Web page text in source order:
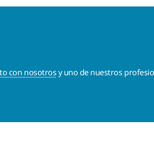
con nosotrosy uno de nuestros